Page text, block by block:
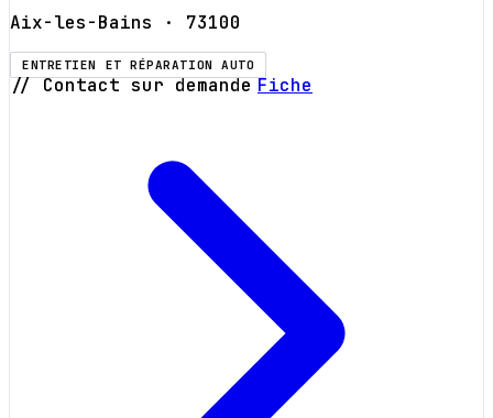
Aix-les-Bains · 73100
ENTRETIEN ET RÉPARATION AUTO
// Contact sur demande Fiche